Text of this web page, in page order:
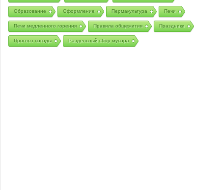
Образование Оформление Пермакультура Печи
Печи медленного горения Правила общежития Праздники
Прогноз погоды Раздельный сбор мусора